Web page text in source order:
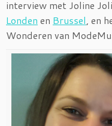
interview met Joline
Londen en Brussel, en
Wonderen van